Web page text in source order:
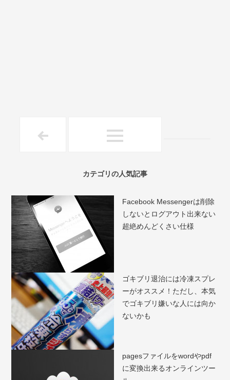
カテゴリの人気記事
Facebook Messengerは削除
しないとログアウト出来ない
超絶めんどくさい仕様
ゴキブリ退治には冷凍スプレ
ーがオススメ！ただし、本気
でゴキブリ嫌いな人には向か
ないかも
pagesファイルをwordやpdf
に変換出来るオンラインツー